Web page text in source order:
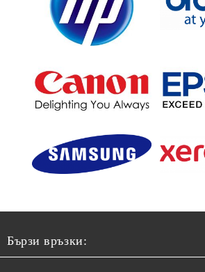
Бързи връзки: